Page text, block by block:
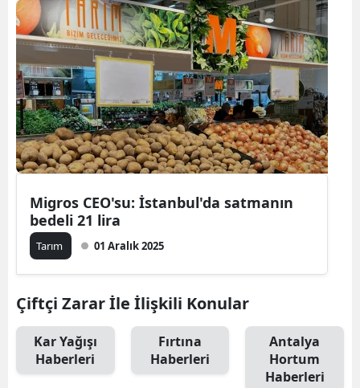
Migros CEO'su: İstanbul'da satmanın
bedeli 21 lira
Tarım 01 Aralık 2025
Çiftçi Zarar İle İlişkili Konular
Kar Yağışı
Haberleri
Fırtına
Haberleri
Antalya
Hortum
Haberleri